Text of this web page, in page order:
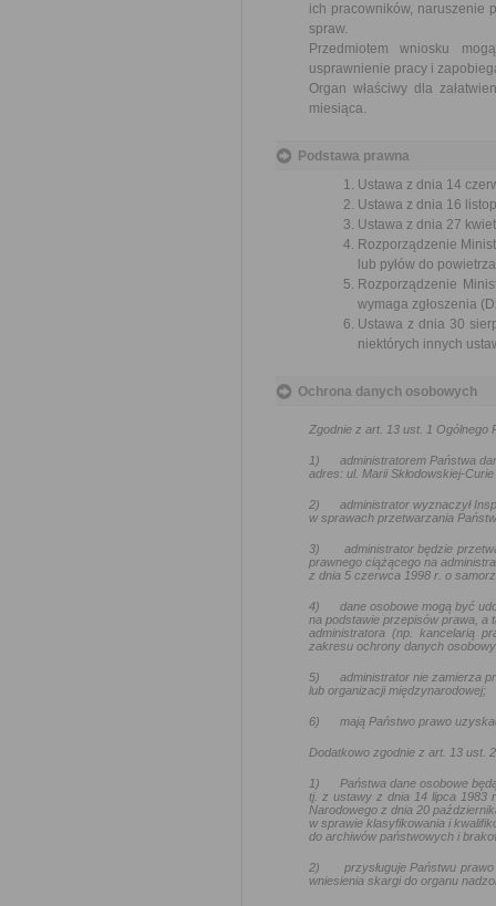
ich pracowników, naruszenie
spraw.
Przedmiotem wniosku
usprawnienie pracy i
Organ właściwy dla
miesiąca.
Podstawa prawna
Ustawa z dnia 14
Ustawa z dnia 16
Ustawa z dnia 27
Rozporządzenie
lub pyłów do
Rozporządzenie
wymaga zgłoszenia
Ustawa z dnia 30
niektórych innych
Ochrona danych osobowych
Zgodnie z art. 13 ust. 1 Ogólnego
1) administratorem Państwa
adres: ul. Marii Skłodowskiej-
2) administrator wyznaczył
w sprawach przetwarzania
3) administrator będzie
prawnego ciążącego na
z dnia 5 czerwca 1998 r. o
4) dane osobowe mogą być
na podstawie przepisów prawa, a
administratora (np. kancelarią
zakresu ochrony danych
5) administrator nie zamierza
lub organizacji międzynarodowej;
6) mają Państwo prawo
Dodatkowo zgodnie z art. 13 ust.
1) Państwa dane osobowe
tj. z ustawy z dnia 14 lipca 1983
Narodowego z dnia 20
w sprawie klasyfikowania i
do archiwów państwowych i
2) przysługuje Państwu
wniesienia skargi do organu